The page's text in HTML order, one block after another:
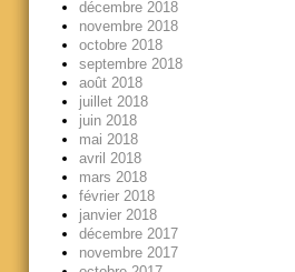
décembre 2018
novembre 2018
octobre 2018
septembre 2018
août 2018
juillet 2018
juin 2018
mai 2018
avril 2018
mars 2018
février 2018
janvier 2018
décembre 2017
novembre 2017